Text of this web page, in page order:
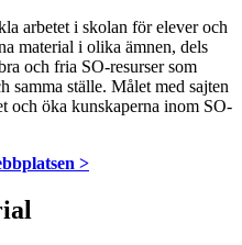
arbetet i skolan för elever och
material i olika ämnen, dels
och fria SO-resurser som
samma ställe. Målet med sajten
och öka kunskaperna inom SO-
>